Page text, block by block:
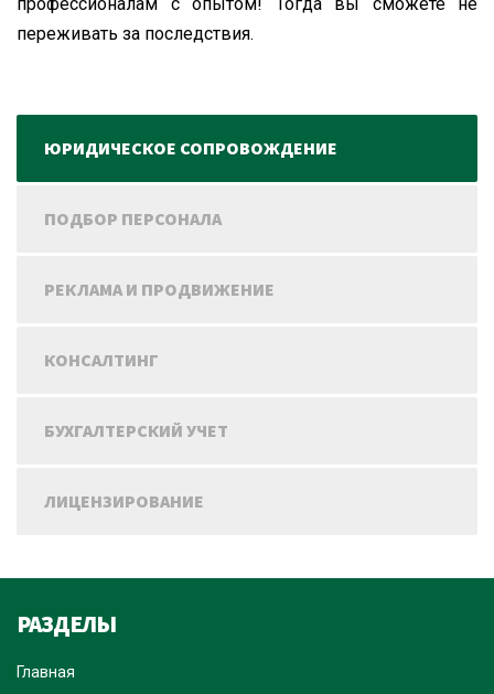
профессионалам с опытом! Тогда вы сможете не
переживать за последствия.
ЮРИДИЧЕСКОЕ СОПРОВОЖДЕНИЕ
ПОДБОР ПЕРСОНАЛА
РЕКЛАМА И ПРОДВИЖЕНИЕ
КОНСАЛТИНГ
БУХГАЛТЕРСКИЙ УЧЕТ
ЛИЦЕНЗИРОВАНИЕ
РАЗДЕЛЫ
Главная